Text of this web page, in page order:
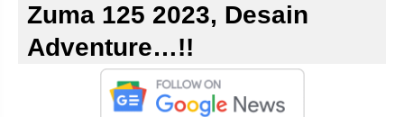
Zuma 125 2023, Desain
Adventure…!!